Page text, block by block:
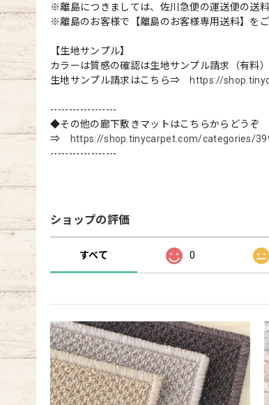
※離島につきましては、佐川急便の運送便の送
※離島のお客様で【離島のお客様専用送料】を
【生地サンプル】
カラーは質感の確認は生地サンプル請求（有料
生地サンプル請求はこちら⇒ https://
------------------
◆その他の廊下敷きマットはこちらからどうぞ
⇒
https://shop.tinycarpet.com/categories/
------------------
ショップの評価
すべて 0